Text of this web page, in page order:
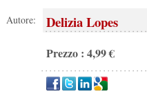
Autore: Delizia Lopes
Prezzo : 4,99 €